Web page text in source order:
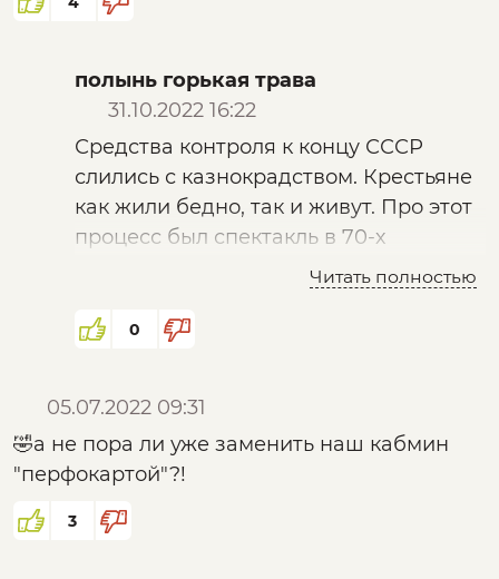
средства. Позорно, имея исторически
небывалые средства контроля над
безудержным казнокрадством и
мздоимством, терпеть в государстве
культивируемуе (не иначе!) сверху донизу
коррупцию и бесчеловечно барскую
эксплуатацию собственного народа,
вырождению, "матриоты", машу вать!
полынь горькая трава
31.10.2022 16:22
Средства контроля к концу СССР
слились с казнокрадством. Крестьяне
как жили бедно, так и живут. Про этот
процесс был спектакль в 70-х
"Энергичные люди". Фильм "Премия".
можалению.
Читать полностью
0
05.07.2022 09:31
🤣а не пора ли уже заменить наш кабмин
"перфокартой"?!
3